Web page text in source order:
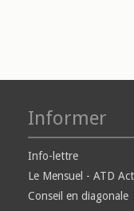
Informer
Info-lettre
Le Mensuel - ATD
Conseil en diagonale